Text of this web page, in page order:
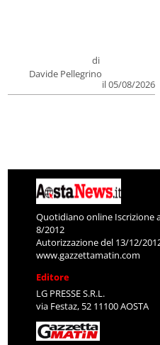
di
Davide Pellegrino
il 05/08/2026
Quotidiano online Iscrizione
8/2012
Autorizzazione del 13/12/
www.gazzettamatin.com
Editore
LG PRESSE S.R.L.
via Festaz, 52 11100 AOSTA